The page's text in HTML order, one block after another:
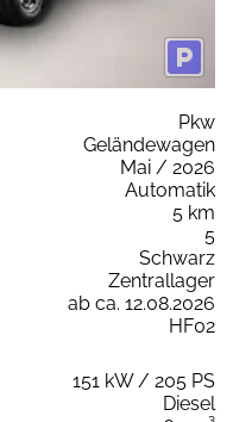
Pkw
Geländewagen
Mai / 2026
Automatik
5 km
5
Schwarz
Zentrallager
ab ca. 12.08.2026
HF02
151 kW / 205 PS
Diesel